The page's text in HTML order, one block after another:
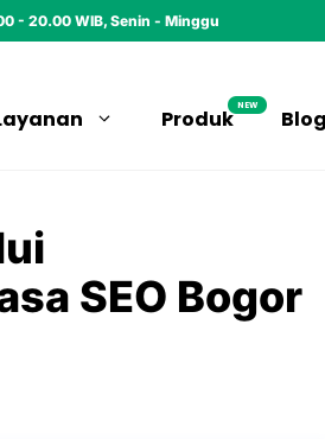
- 20.00 WIB, Senin - Minggu
Produk
NEW
SEO Bogor